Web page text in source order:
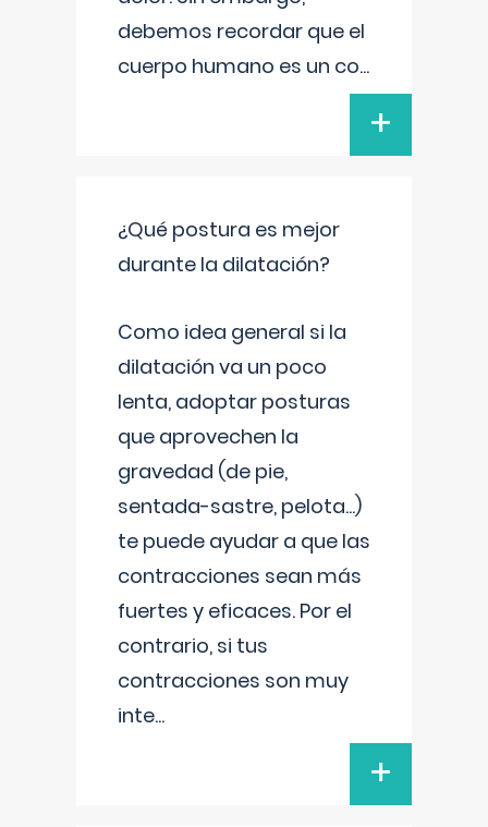
debemos recordar que el
cuerpo humano es un co...
+
¿Qué postura es mejor
durante la dilatación?
Como idea general si la
dilatación va un poco
lenta, adoptar posturas
que aprovechen la
gravedad (de pie,
sentada-sastre, pelota...)
te puede ayudar a que las
contracciones sean más
fuertes y eficaces. Por el
contrario, si tus
contracciones son muy
inte...
+